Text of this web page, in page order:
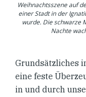
Weihnachtsszene auf
einer Stadt in der
wurde. Die schwarze
Nachte
Grundsätzliches
eine feste
in und durch